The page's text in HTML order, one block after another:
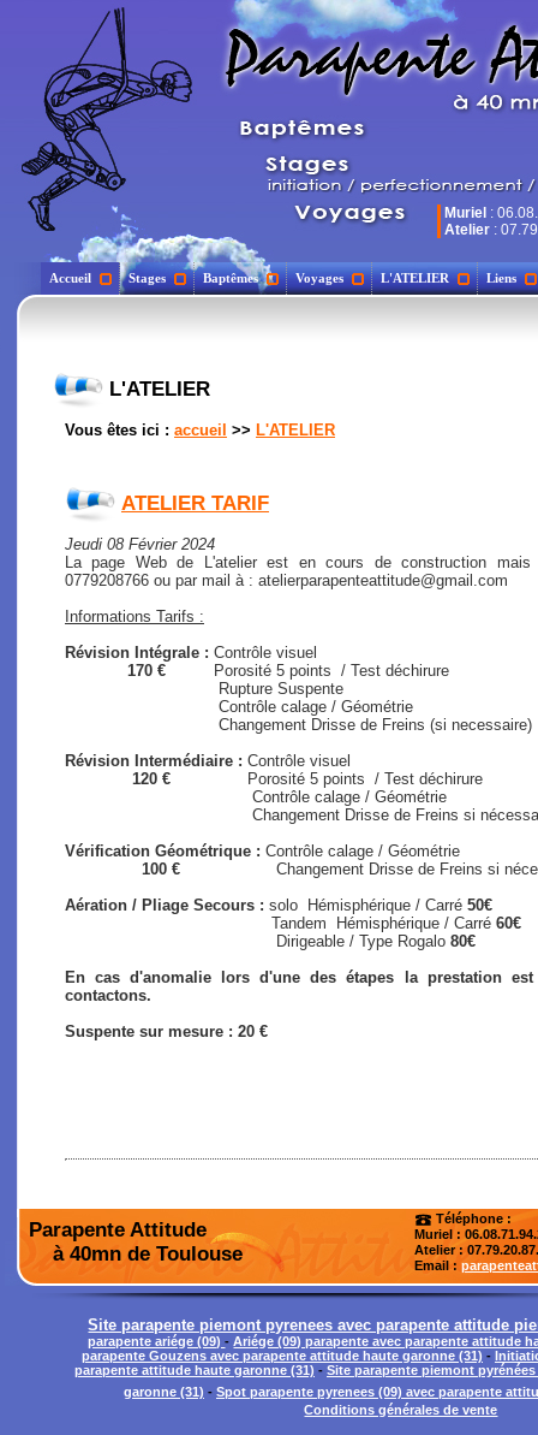
Muriel :
Atelier :
Accueil Stages Baptêmes Voyages L'ATELIER Liens
L'ATELIER
Vous êtes ici : accueil >> L'ATELIER
ATELIER TARIF
Jeudi 08 Février 2024
La page Web de L'atelier est en cours de construction
0779208766 ou par mail à : atelierparapenteattitude@gmail.com
Informations Tarifs :
Révision Intégrale : Contrôle visuel
170 € Porosité 5 points / Test déchirure
Rupture Suspente
Contrôle calage / Géométrie
Changement Drisse de Freins (si necessaire)
Révision Intermédiaire : Contrôle visuel
120 € Porosité 5 points / Test déchirure
Contrôle calage / Géométrie
Changement Drisse de Freins si nécessaire
Vérification Géométrique : Contrôle calage / Géométrie
100 € Changement Drisse de Freins si
Aération / Pliage Secours : solo Hémisphérique / Carré 50€
Tandem Hémisphérique / Carré 60€
Dirigeable / Type Rogalo 80€
En cas d'anomalie lors d'une des étapes la prestation
contactons.
Suspente sur mesure : 20 €
Parapente Attitude
à 40mn de Toulouse
Téléphone :
Muriel :
Atelier:
Email :
Site parapente piemont pyrenees avec parapente attitude
parapente ariége (09)-Ariége (09) parapente avec parapente attitude
parapente Gouzens avec parapente attitude haute garonne (31) -
parapente attitude haute garonne (31) - Site parapente piemont
garonne (31) - Spot parapente pyrenees (09) avec parapente
Conditions générales de vente